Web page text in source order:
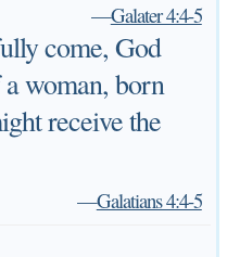
—Galater 4:4-5
come, God
woman, born
receive the
—Galatians 4:4-5